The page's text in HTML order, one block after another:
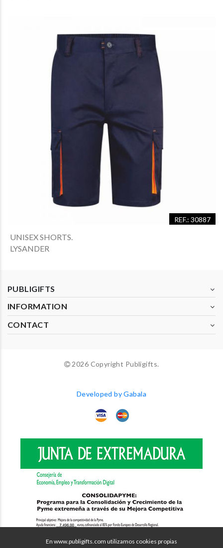
REF.: 30887
UNISEX SHORTS.
LYSANDER
PUBLIGIFTS
INFORMATION
CONTACT
2026 Copyright Publigifts.
Developed by Gabala
En www.publigifts.com utilizamos cookies propias